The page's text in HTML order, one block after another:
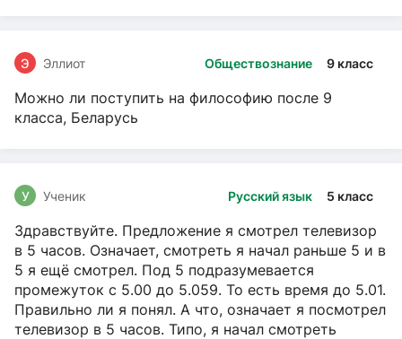
Обществознание 9 класс
Э Эллиот
Можно ли поступить на философию после 9
класса, Беларусь
Русский язык 5 класс
У Ученик
Здравствуйте. Предложение я смотрел телевизор
в 5 часов. Означает, смотреть я начал раньше 5 и в
5 я ещё смотрел. Под 5 подразумевается
промежуток с 5.00 до 5.059. То есть время до 5.01.
Правильно ли я понял. А что, означает я посмотрел
телевизор в 5 часов. Типо, я начал смотреть